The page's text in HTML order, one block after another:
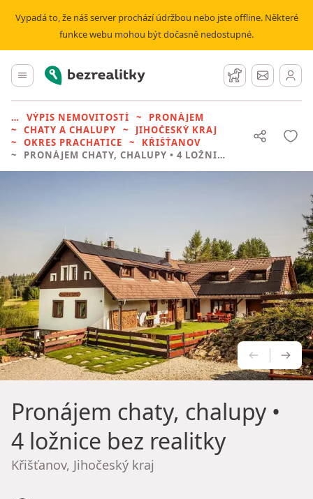
Vypadá to, že náš server prochází údržbou nebo jste offline. Některé
funkce webu mohou být dočasně nedostupné.
Hlavní menu
Bezrealitky Hlídací pes
Zprávy
VÝPIS NEMOVITOSTÍ
PRONÁJEM
CHATY A CHALUPY
JIHOČESKÝ KRAJ
OKRES PRACHATICE
KŘIŠŤANOV
PRONÁJEM CHATY, CHALUPY • 4 LOŽNICE BEZ REALITKY
Pronájem chaty, chalupy•
4 ložnice bez realitky
Křišťanov, Jihočeský kraj